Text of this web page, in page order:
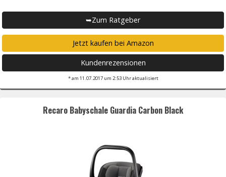
➥Zum Ratgeber
Jetzt kaufen bei Amazon
Kundenrezensionen
* am 11.07.2017 um 2:53 Uhr aktualisiert
Recaro Babyschale Guardia Carbon Black